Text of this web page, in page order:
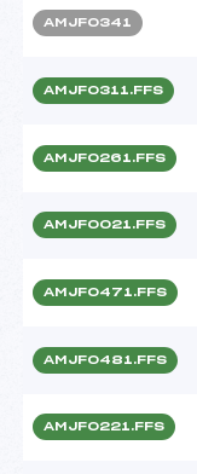
AMJF0341
AMJF0311.FFS
AMJF0261.FFS
AMJF0021.FFS
AMJF0471.FFS
AMJF0481.FFS
AMJF0221.FFS